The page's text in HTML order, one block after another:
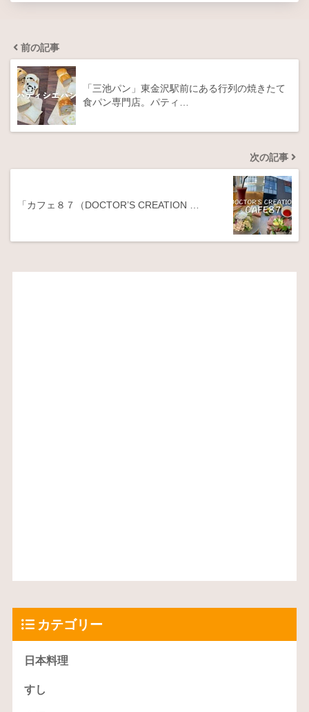
前の記事
「三池パン」東金沢駅前にある行列の焼きたて
食パン専門店。パティ…
次の記事
「カフェ８７（DOCTOR’S CREATION …
カテゴリー
日本料理
すし